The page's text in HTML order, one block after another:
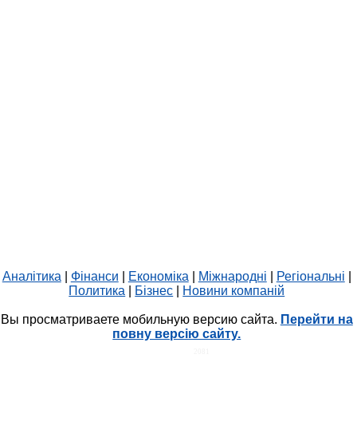
Аналітика Фінанси Економіка Міжнародні Регіональні
Политика
Бізнес Новини компаній
Вы просматриваете мобильную версию сайта. Перейти на
повну версію сайту.